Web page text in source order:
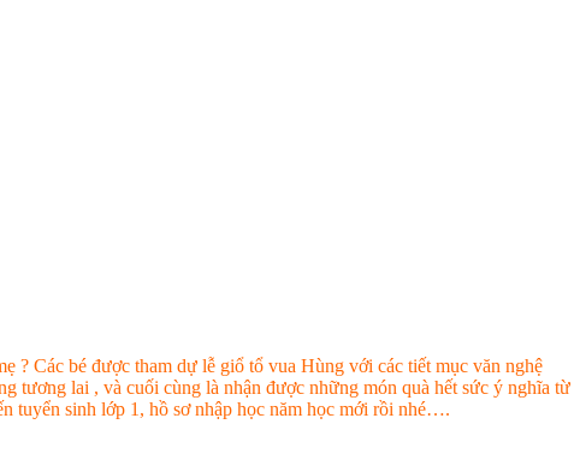
? Các bé được tham dự lễ giổ tổ vua Hùng với các tiết mục văn nghệ
tương lai , và cuối cùng là nhận được những món quà hết sức ý nghĩa từ
tuyển sinh lớp 1, hồ sơ nhập học năm học mới rồi nhé….